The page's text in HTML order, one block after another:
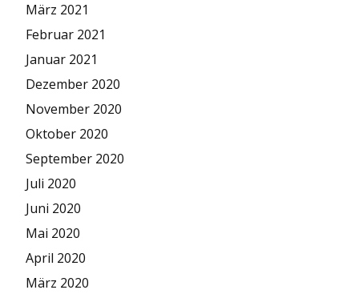
März 2021
Februar 2021
Januar 2021
Dezember 2020
November 2020
Oktober 2020
September 2020
Juli 2020
Juni 2020
Mai 2020
April 2020
März 2020